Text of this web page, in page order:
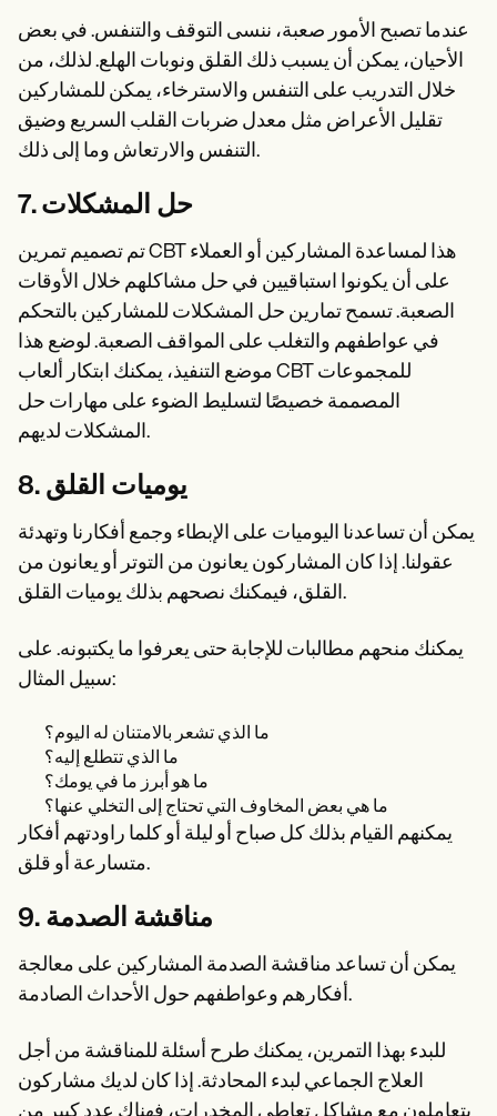
عندما تصبح الأمور صعبة، ننسى التوقف والتنفس. في بعض
الأحيان، يمكن أن يسبب ذلك القلق ونوبات الهلع. لذلك، من
خلال التدريب على التنفس والاسترخاء، يمكن للمشاركين
تقليل الأعراض مثل معدل ضربات القلب السريع وضيق
التنفس والارتعاش وما إلى ذلك.
7. حل المشكلات
تم تصميم تمرين CBT هذا لمساعدة المشاركين أو العملاء
على أن يكونوا استباقيين في حل مشاكلهم خلال الأوقات
الصعبة. تسمح تمارين حل المشكلات للمشاركين بالتحكم
في عواطفهم والتغلب على المواقف الصعبة. لوضع هذا
موضع التنفيذ، يمكنك ابتكار ألعاب CBT للمجموعات
المصممة خصيصًا لتسليط الضوء على مهارات حل
المشكلات لديهم.
8. يوميات القلق
يمكن أن تساعدنا اليوميات على الإبطاء وجمع أفكارنا وتهدئة
عقولنا. إذا كان المشاركون يعانون من التوتر أو يعانون من
القلق، فيمكنك نصحهم بذلك يوميات القلق.
يمكنك منحهم مطالبات للإجابة حتى يعرفوا ما يكتبونه. على
سبيل المثال:
ما الذي تشعر بالامتنان له اليوم؟
ما الذي تتطلع إليه؟
ما هو أبرز ما في يومك؟
ما هي بعض المخاوف التي تحتاج إلى التخلي عنها؟
يمكنهم القيام بذلك كل صباح أو ليلة أو كلما راودتهم أفكار
متسارعة أو قلق.
9. مناقشة الصدمة
يمكن أن تساعد مناقشة الصدمة المشاركين على معالجة
أفكارهم وعواطفهم حول الأحداث الصادمة.
للبدء بهذا التمرين، يمكنك طرح أسئلة للمناقشة من أجل
العلاج الجماعي لبدء المحادثة. إذا كان لديك مشاركون
يتعاملون مع مشاكل تعاطي المخدرات، فهناك عدد كبير من